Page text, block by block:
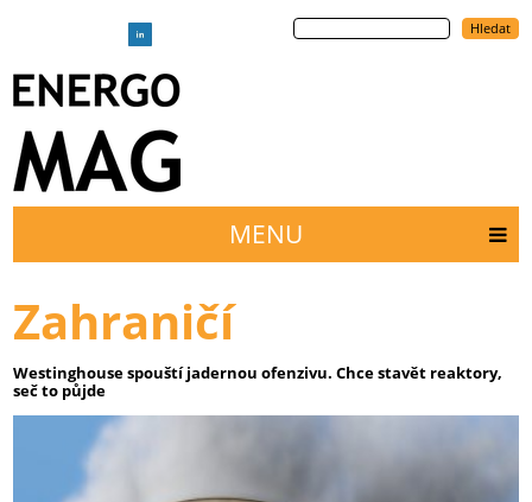
Hledat
menu
MENU
Zahraničí
Westinghouse spouští jadernou ofenzivu. Chce stavět reaktory,
seč to půjde